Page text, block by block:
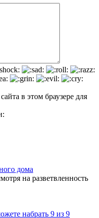
в этом браузере для
дома
на разветвленность
набрать 9 из 9